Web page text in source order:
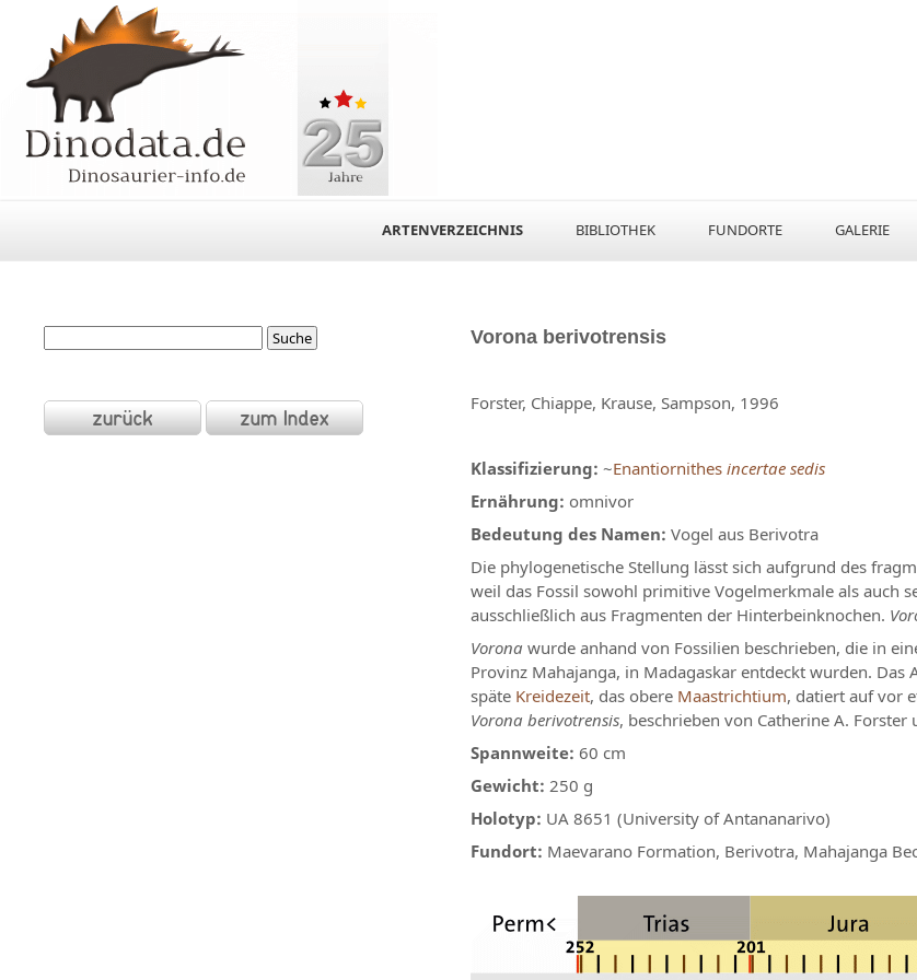
ARTENVERZEICHNIS BIBLIOTHEK FUNDORTE GALERIE
Vorona berivotrensis
Forster, Chiappe, Krause, Sampson, 1996
Klassifizierung: ~Enantiornithes incertae sedis
Ernährung: omnivor
Bedeutung des Namen: Vogel aus Berivotra
Die phylogenetische Stellung lässt sich aufgrund des
weil das Fossil sowohl primitive Vogelmerkmale als auch
ausschließlich aus Fragmenten der Hinterbeinknochen.
Vorona wurde anhand von Fossilien beschrieben, die in
Provinz Mahajanga, in Madagaskar entdeckt wurden.
späte Kreidezeit, das obere Maastrichtium, datiert auf vor
Vorona berivotrensis, beschrieben von Catherine A.
Spannweite: 60 cm
Gewicht: 250 g
Holotyp: UA 8651 (University of Antananarivo)
Fundort: Maevarano Formation, Berivotra, Mahajanga